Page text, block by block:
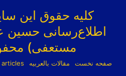
کلیه حقوق این
اطلاع‌رسانی حسین
مستعفی)
صفحه نخست مقالات بالعربیه articles